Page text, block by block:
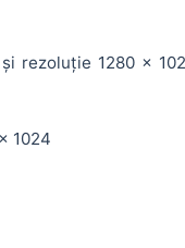
rezoluție 1280 x
1024